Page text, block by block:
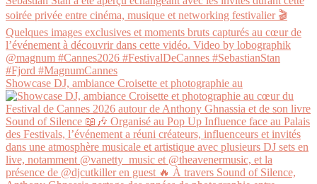
Showcase DJ, ambiance Croisette et photographie au